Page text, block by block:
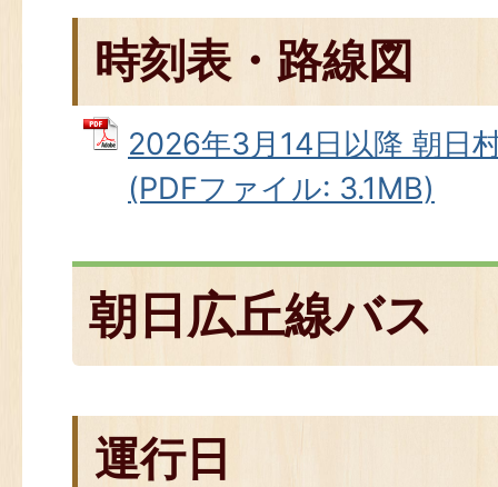
時刻表・路線図
2026年3月14日以降 朝日
(PDFファイル: 3.1MB)
朝日広丘線バス
運行日